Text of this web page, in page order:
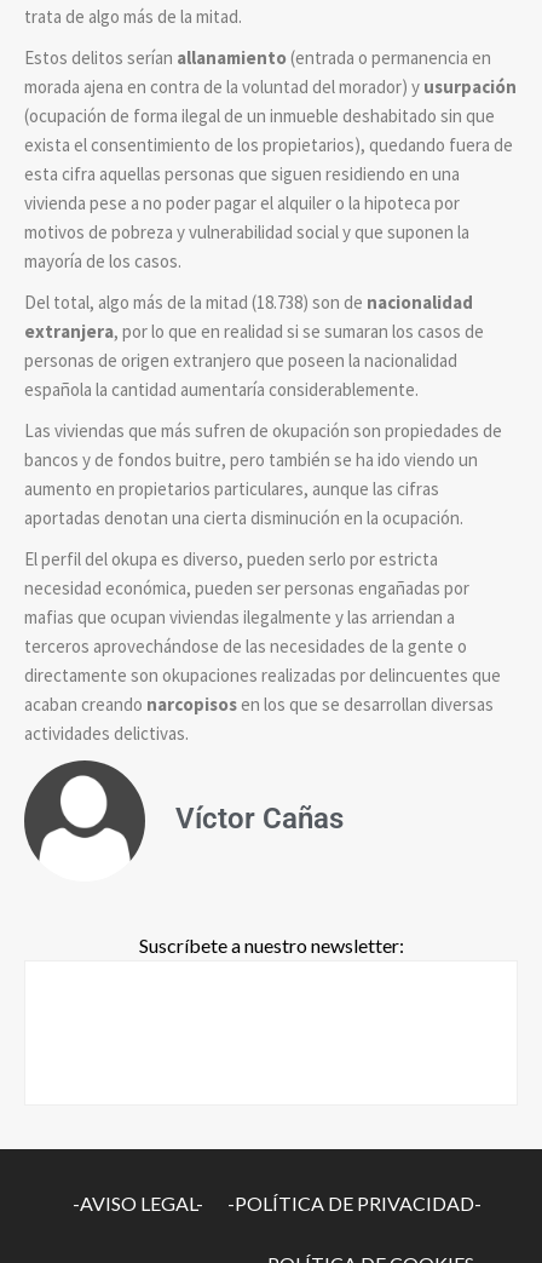
trata de algo más de la mitad.
Estos delitos serían allanamiento(entrada o permanencia en
morada ajena en contra de la voluntad del morador) y usurpación
(ocupación de forma ilegal de un inmueble deshabitado sin que
exista el consentimiento de los propietarios), quedando fuera de
esta cifra aquellas personas que siguen residiendo en una
vivienda pese a no poder pagar el alquiler o la hipoteca por
motivos de pobreza y vulnerabilidad social y que suponen la
mayoría de los casos.
Del total, algo más de la mitad (18.738) son de nacionalidad
extranjera, por lo que en realidad si se sumaran los casos de
personas de origen extranjero que poseen la nacionalidad
española la cantidad aumentaría considerablemente.
Las viviendas que más sufren de okupación son propiedades de
bancos y de fondos buitre, pero también se ha ido viendo un
aumento en propietarios particulares, aunque las cifras
aportadas denotan una cierta disminución en la ocupación.
El perfil del okupa es diverso, pueden serlo por estricta
necesidad económica, pueden ser personas engañadas por
mafias que ocupan viviendas ilegalmente y las arriendan a
terceros aprovechándose de las necesidades de la gente o
directamente son okupaciones realizadas por delincuentes que
acaban creando narcopisosen los que se desarrollan diversas
actividades delictivas.
Víctor Cañas
Suscríbete a nuestro newsletter:
-AVISO LEGAL- -POLÍTICA DE PRIVACIDAD-